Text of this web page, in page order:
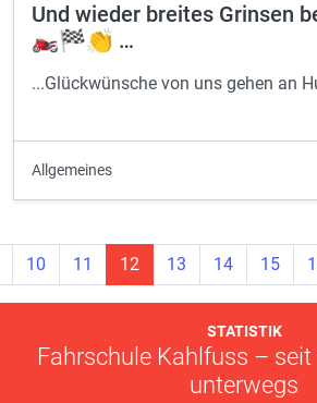
Und wieder breites Grinsen
🏍️🏁👏 …
...Glückwünsche von uns gehen an
Allgemeines
10 11 12 13 14 15
STATISTIK
Fahrschule Kahlfuss –
unterwegs